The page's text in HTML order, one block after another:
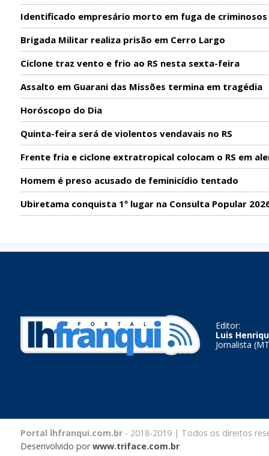
Identificado empresário morto em fuga de criminosos
Brigada Militar realiza prisão em Cerro Largo
Ciclone traz vento e frio ao RS nesta sexta-feira
Assalto em Guarani das Missões termina em tragédia
Horóscopo do Dia
Quinta-feira será de violentos vendavais no RS
Frente fria e ciclone extratropical colocam o RS em
Homem é preso acusado de feminicídio tentado
Ubiretama conquista 1º lugar na Consulta Popular
Editor:
Luis
Jornalista
Portal lhfranqui.com.br- 2018-2019 | Todos os direitos
Desenvolvido porwww.triface.com.br